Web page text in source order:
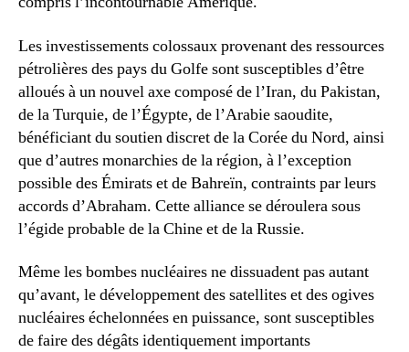
Les investissements colossaux provenant des ressources
pétrolières des pays du Golfe sont susceptibles d’être
alloués à un nouvel axe composé de l’Iran, du Pakistan,
de la Turquie, de l’Égypte, de l’Arabie saoudite,
bénéficiant du soutien discret de la Corée du Nord, ainsi
que d’autres monarchies de la région, à l’exception
possible des Émirats et de Bahreïn, contraints par leurs
accords d’Abraham. Cette alliance se déroulera sous
l’égide probable de la Chine et de la Russie.
Même les bombes nucléaires ne dissuadent pas autant
qu’avant, le développement des satellites et des ogives
nucléaires échelonnées en puissance, sont susceptibles
de faire des dégâts identiquement importants